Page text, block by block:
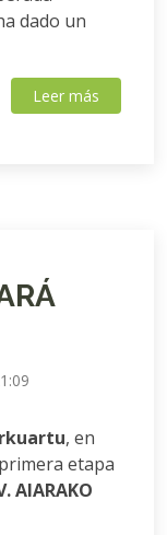
dado un
Leer más
, en
etapa
AIARAKO